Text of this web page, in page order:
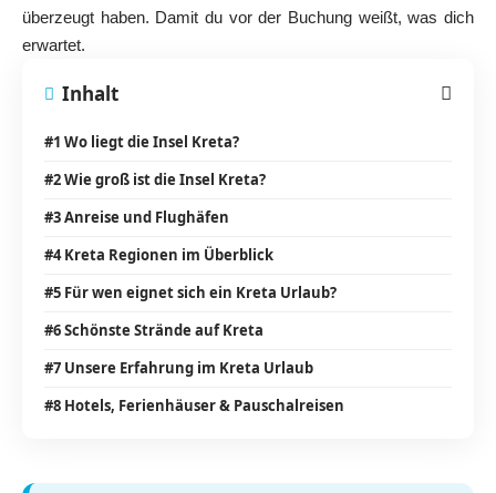
überzeugt haben. Damit du vor der Buchung weißt, was dich
erwartet.
Inhalt
#1 Wo liegt die Insel Kreta?
#2 Wie groß ist die Insel Kreta?
#3 Anreise und Flughäfen
#4 Kreta Regionen im Überblick
#5 Für wen eignet sich ein Kreta Urlaub?
#6 Schönste Strände auf Kreta
#7 Unsere Erfahrung im Kreta Urlaub
#8 Hotels, Ferienhäuser & Pauschalreisen